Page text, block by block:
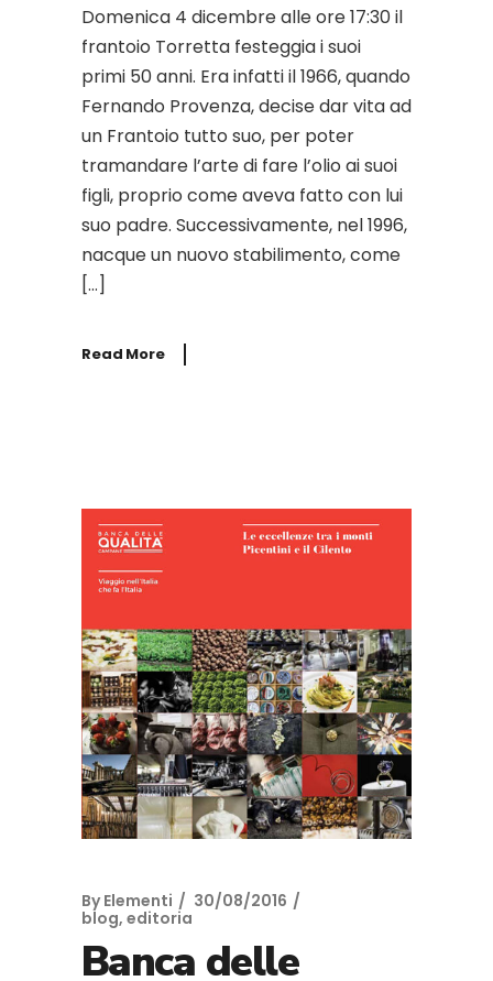
Domenica 4 dicembre alle ore 17:30 il
frantoio Torretta festeggia i suoi
primi 50 anni. Era infatti il 1966, quando
Fernando Provenza, decise dar vita ad
un Frantoio tutto suo, per poter
tramandare l’arte di fare l’olio ai suoi
figli, proprio come aveva fatto con lui
suo padre. Successivamente, nel 1996,
nacque un nuovo stabilimento, come
[…]
Read More
By Elementi
30/08/2016
blog, editoria
Banca delle